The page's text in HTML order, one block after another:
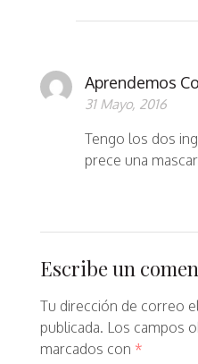
Aprendemos
31 Mayo, 2016
Tengo los dos
prece una
Escribe un
Tu dirección de correo
publicada. Los campos
marcados con *